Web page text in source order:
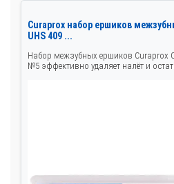
Curaprox набор ершиков
UHS 409 ...
Набор межзубных ершиков Curaprox
№5 эффективно удаляет налёт и